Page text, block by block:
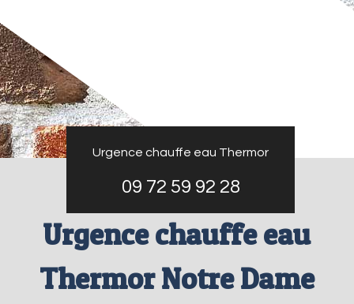
Urgence chauffe eau Thermor
09 72 59 92 28
Urgence chauffe eau
Thermor Notre Dame